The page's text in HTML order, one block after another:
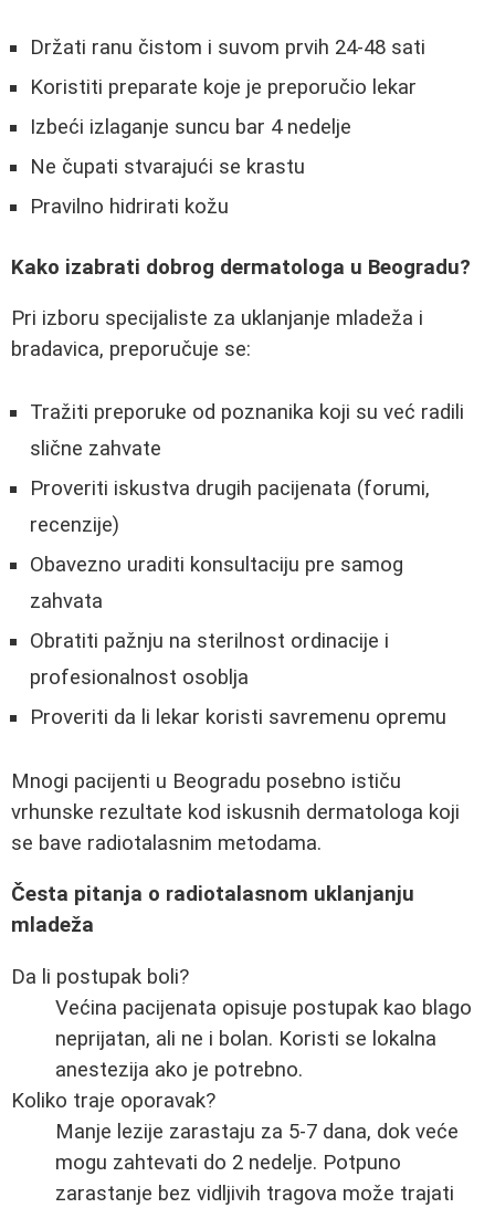
Držati ranu čistom i suvom prvih 24-48 sati
Koristiti preparate koje je preporučio lekar
Izbeći izlaganje suncu bar 4 nedelje
Ne čupati stvarajući se krastu
Pravilno hidrirati kožu
Kako izabrati dobrog dermatologa u Beogradu?
Pri izboru specijaliste za uklanjanje mladeža i
bradavica, preporučuje se:
Tražiti preporuke od poznanika koji su već radili
slične zahvate
Proveriti iskustva drugih pacijenata (forumi,
recenzije)
Obavezno uraditi konsultaciju pre samog
zahvata
Obratiti pažnju na sterilnost ordinacije i
profesionalnost osoblja
Proveriti da li lekar koristi savremenu opremu
Mnogi pacijenti u Beogradu posebno ističu
vrhunske rezultate kod iskusnih dermatologa koji
se bave radiotalasnim metodama.
Česta pitanja o radiotalasnom uklanjanju
mladeža
Da li postupak boli?
Većina pacijenata opisuje postupak kao blago
neprijatan, ali ne i bolan. Koristi se lokalna
anestezija ako je potrebno.
Koliko traje oporavak?
Manje lezije zarastaju za 5-7 dana, dok veće
mogu zahtevati do 2 nedelje. Potpuno
zarastanje bez vidljivih tragova može trajati